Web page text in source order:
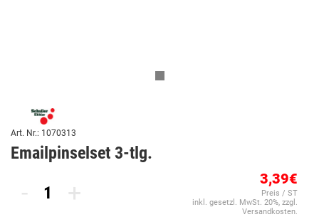
Art. Nr.: 1070313
Emailpinselset 3-tlg.
- + 3,39€
Preis / ST
inkl. gesetzl. MwSt. 20%, zzgl.
Versandkosten.